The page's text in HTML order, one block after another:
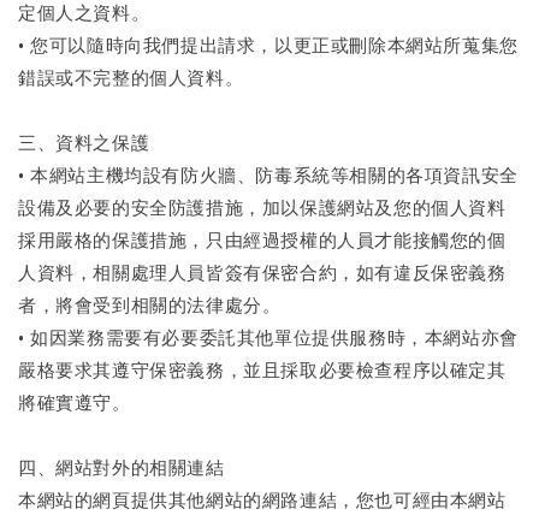
定個人之資料。
• 您可以隨時向我們提出請求，以更正或刪除本網站所蒐集您
錯誤或不完整的個人資料。
三、資料之保護
• 本網站主機均設有防火牆、防毒系統等相關的各項資訊安全
設備及必要的安全防護措施，加以保護網站及您的個人資料
採用嚴格的保護措施，只由經過授權的人員才能接觸您的個
人資料，相關處理人員皆簽有保密合約，如有違反保密義務
者，將會受到相關的法律處分。
• 如因業務需要有必要委託其他單位提供服務時，本網站亦會
嚴格要求其遵守保密義務，並且採取必要檢查程序以確定其
將確實遵守。
四、網站對外的相關連結
本網站的網頁提供其他網站的網路連結，您也可經由本網站